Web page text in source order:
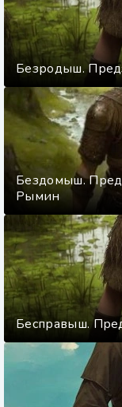
Безродыш.
Бездомыш.
Рымин
Бесправыш.